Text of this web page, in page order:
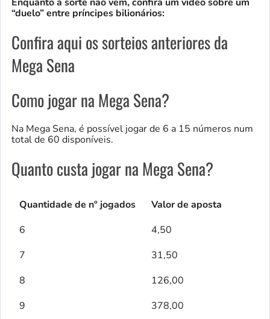
“duelo” entre príncipes bilionários:
Confira aqui os sorteios anteriores da
Mega Sena
Como jogar na Mega Sena?
Na Mega Sena, é possível jogar de 6 a 15 números num
total de 60 disponíveis.
Quanto custa jogar na Mega Sena?
Quantidade de nº jogados
Valor de aposta
6
4,50
7
31,50
8
126,00
9
378,00